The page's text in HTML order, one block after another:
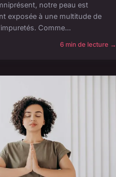
notre peau est
exposée à une multitude de
Comme...
6 min de lecture →